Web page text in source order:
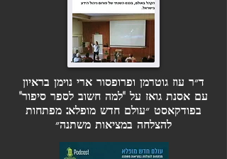
ד״ר עוז גוטרמן ופרופסור ארי נוימן בראיון
עם אסנת גואז על "למה חשוב לספר סיפור"
בפודקאסט ״עולם חדש מופלא: מפתחות
להצלחה במציאות משתנה״